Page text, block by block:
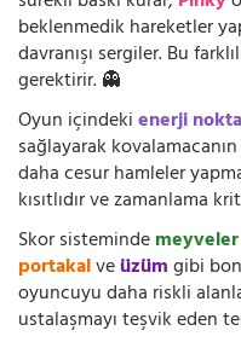
beklenmedik hareketler
davranışı sergiler. Bu
gerektirir. 👻
Oyun içindekienerji
sağlayarak
daha cesur hamleler
kısıtlıdır ve zamanlama
Skor sistemindemeyveler
portakalveüzümgibi
oyuncuyu daha riskli
ustalaşmayı teşvik eden